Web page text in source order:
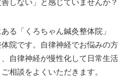
しない」と感じていませんか？
る「くろちゃん鍼灸整体院」
院です。自律神経でお悩みの方
自律神経が慢性化して日常生活
相談をよくいただきます。